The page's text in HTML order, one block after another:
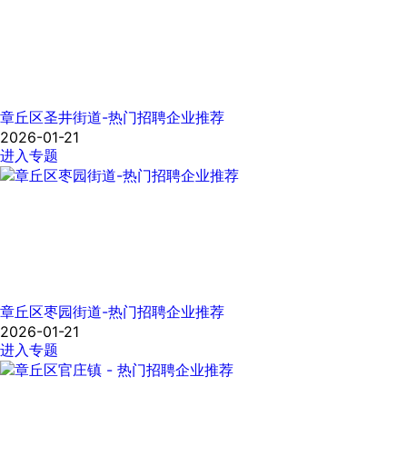
章丘区圣井街道-热门招聘企业推荐
2026-01-21
进入专题
章丘区枣园街道-热门招聘企业推荐
2026-01-21
进入专题